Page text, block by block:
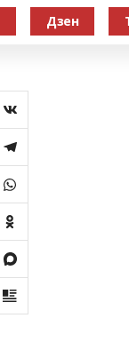
Дзен